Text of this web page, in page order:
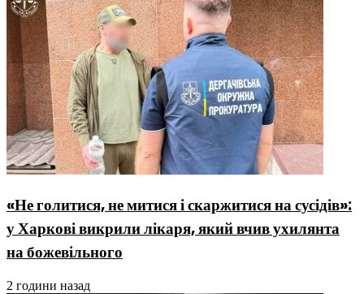
«Не голитися, не митися і скаржитися на сусідів»:
у Харкові викрили лікаря, який вчив ухилянта
на божевільного
2 години назад